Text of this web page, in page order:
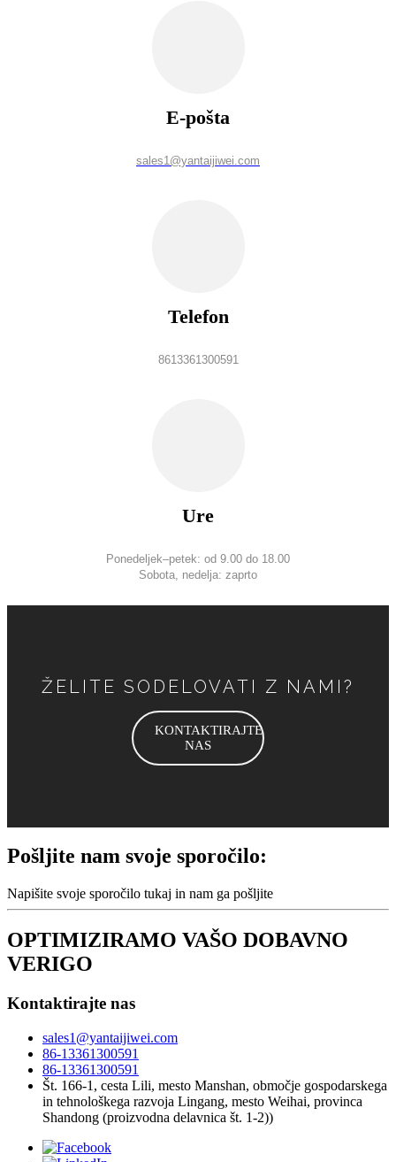
E-pošta
sales1@yantaijiwei.com
Telefon
8613361300591
Ure
Ponedeljek–petek: od 9.00 do 18.00
Sobota, nedelja: zaprto
ŽELITE SODELOVATI Z NAMI?
KONTAKTIRAJTE
NAS
Pošljite nam svoje sporočilo:
Napišite svoje sporočilo tukaj in nam ga pošljite
OPTIMIZIRAMO VAŠO DOBAVNO
VERIGO
Kontaktirajte nas
sales1@yantaijiwei.com
86-13361300591
86-13361300591
Št. 166-1, cesta Lili, mesto Manshan, območje gospodarskega
in tehnološkega razvoja Lingang, mesto Weihai, provinca
Shandong (proizvodna delavnica št. 1-2))